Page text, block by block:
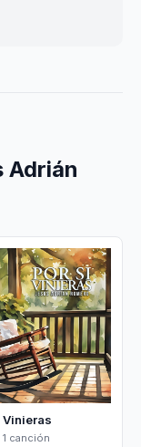
Adrián
Vinieras
1 canción